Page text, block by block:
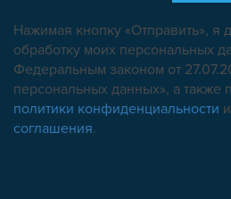
Нажимая кнопку «Отправить», я
обработку моих персональных
Федеральным законом от
персональных данных», а также
политики конфиденциальности и
соглашения.